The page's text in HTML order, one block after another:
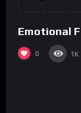
Emotional
0 1K